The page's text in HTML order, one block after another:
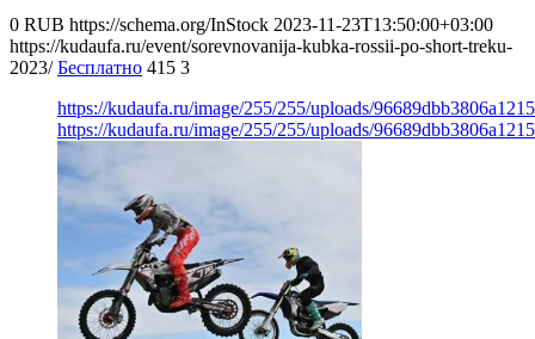
0 RUB https://schema.org/InStock 2023-11-23T13:50:00+03:00
https://kudaufa.ru/event/sorevnovanija-kubka-rossii-po-short-treku-
2023/ Бесплатно 415 3
https://kudaufa.ru/image/255/255/uploads/
https://kudaufa.ru/image/255/255/uploads/